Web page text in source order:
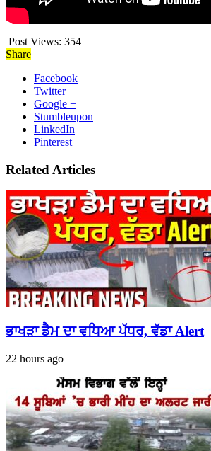
Post Views: 354
Share
Facebook
Twitter
Google +
Stumbleupon
LinkedIn
Pinterest
Related Articles
ਭਾਖੜਾ ਡੈਮ ਦਾ ਵਧਿਆ ਪੱਧਰ, ਵੱਡਾ Alert
22 hours ago